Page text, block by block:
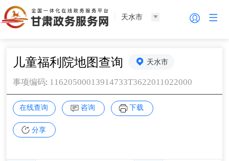
天水市
儿童福利院地图查询 天水市
事项编码: 11620500013914733T3622011022000
在线查询 咨询 下载
分享